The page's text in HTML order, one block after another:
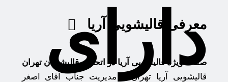
دارای
معرفی قالیشویی آریا
صفحه ویژه قالیشویی آریا در اتحادیه قالیشویان تهران
قالیشویی آریا تهران با مدیریت جناب اقای اصغر